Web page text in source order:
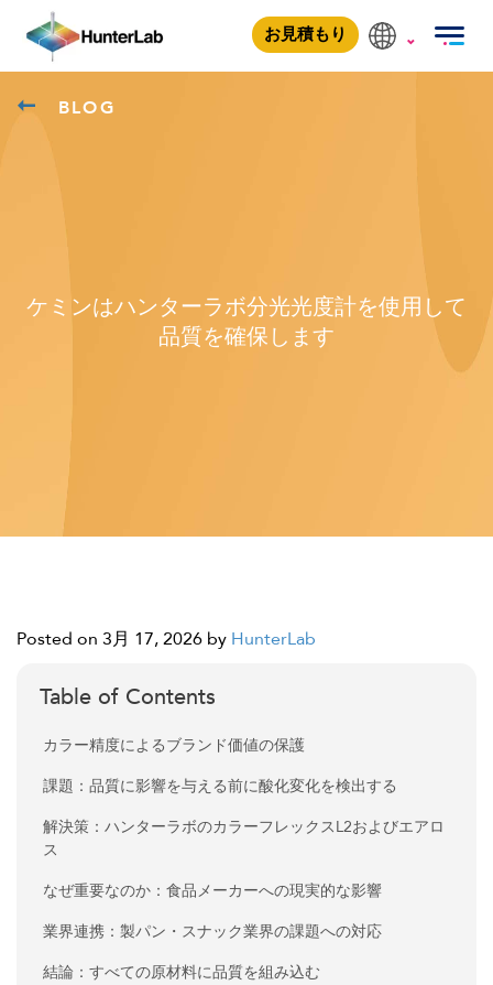
お見積もり
BLOG
ケミンはハンターラボ分光光度計を使用して
品質を確保します
Posted on 3月 17, 2026 by HunterLab
Table of Contents
カラー精度によるブランド価値の保護
課題：品質に影響を与える前に酸化変化を検出する
解決策：ハンターラボのカラーフレックスL2およびエアロ
ス
なぜ重要なのか：食品メーカーへの現実的な影響
業界連携：製パン・スナック業界の課題への対応
結論：すべての原材料に品質を組み込む